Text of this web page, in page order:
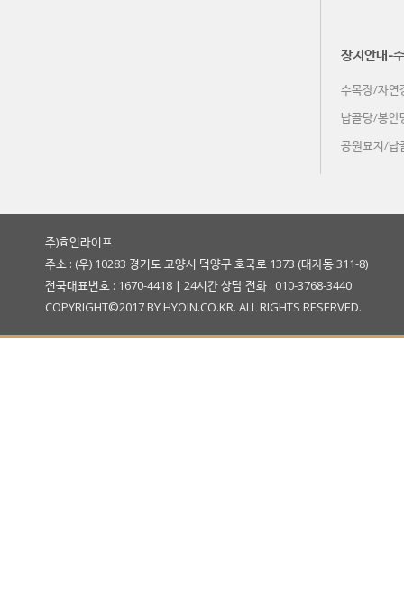
木 (7-6)
장지안내-
수목장/자연
납골당/봉안
공원묘지/납
주)효인라이프
주소 : (우) 10283 경기도 고양시 덕양구 호국로 1373 (대자동 311-8)
전국대표번호 : 1670-4418 | 24시간 상담 전화 : 010-3768-3440
COPYRIGHT©2017 BY HYOIN.CO.KR. ALL RIGHTS RESERVED.